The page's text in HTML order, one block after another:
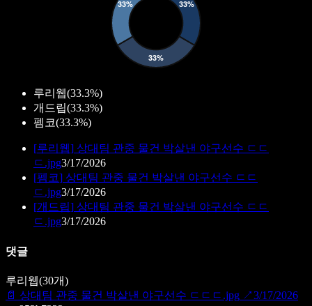
루리웹(33.3%)
개드립(33.3%)
펨코(33.3%)
[루리웹] 상대팀 관중 물건 박살낸 야구선수 ㄷㄷ
ㄷ.jpg3/17/2026
[펨코] 상대팀 관중 물건 박살낸 야구선수 ㄷㄷ
ㄷ.jpg3/17/2026
[개드립] 상대팀 관중 물건 박살낸 야구선수 ㄷㄷ
ㄷ.jpg3/17/2026
댓글
루리웹(30개)
📄 상대팀 관중 물건 박살낸 야구선수 ㄷㄷㄷ.jpg ↗3/17/2026